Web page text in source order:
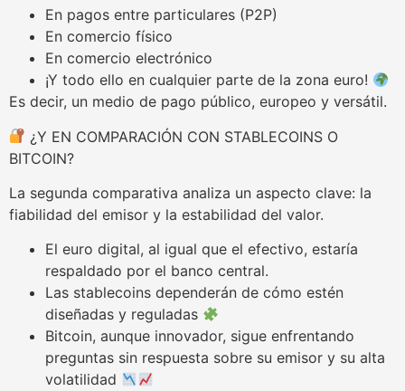
En pagos entre particulares (P2P)
En comercio físico
En comercio electrónico
¡Y todo ello en cualquier parte de la zona euro!
Es decir, un medio de pago público, europeo y versátil.
¿Y EN COMPARACIÓN CON STABLECOINS O
BITCOIN?
La segunda comparativa analiza un aspecto clave: la
fiabilidad del emisor y la estabilidad del valor.
El euro digital, al igual que el efectivo, estaría
respaldado por el banco central.
Las stablecoins dependerán de cómo estén
diseñadas y reguladas
Bitcoin, aunque innovador, sigue enfrentando
preguntas sin respuesta sobre su emisor y su alta
volatilidad